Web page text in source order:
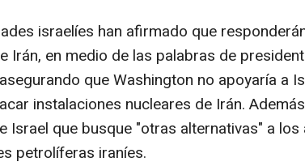
israelíes han afirmado que
Irán, en medio de las palabras de
que Washington no apoyaría a
instalaciones nucleares de Irán.
Israel que busque "otras alternativas" a
petrolíferas iraníes.